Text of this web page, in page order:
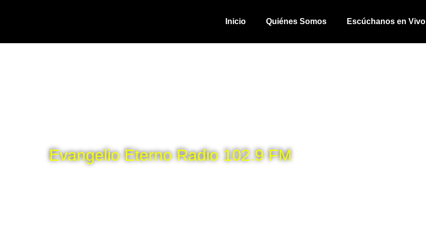
Inicio Quiénes Somos Escúchanos en Vivo
Evangelio Eterno Radio 102.9 FM